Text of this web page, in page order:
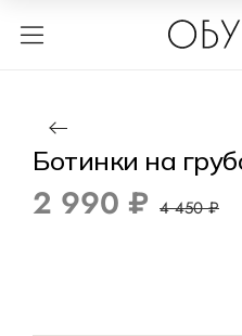
Ботинки на
2 990 ₽ 4 450 ₽